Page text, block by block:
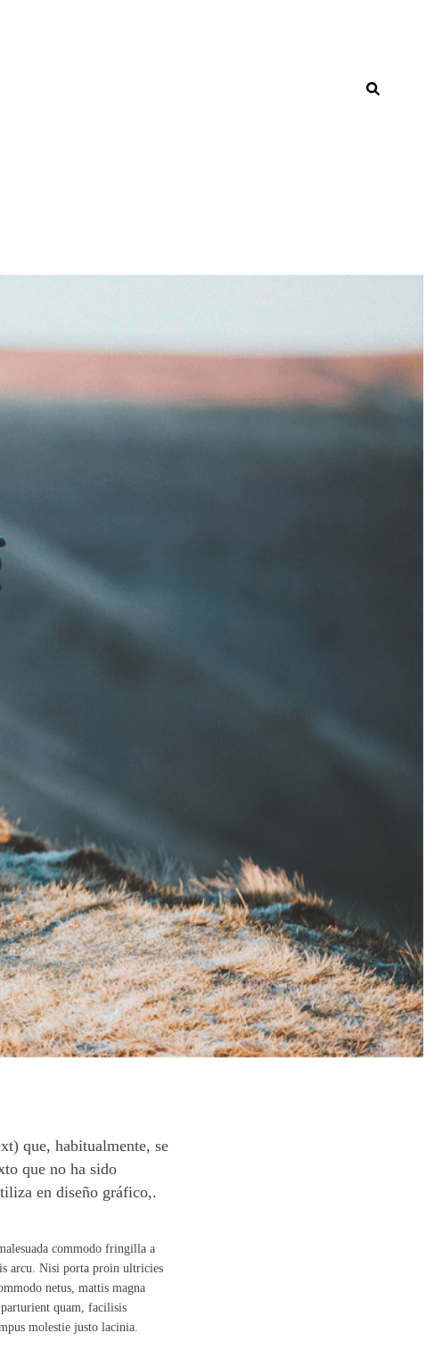
que, habitualmente, se
que no ha sido
en diseño gráfico,.
commodo fringilla a
arcu. Nisi porta proin ultricies
netus, mattis magna
quam, facilisis
molestie justo lacinia.